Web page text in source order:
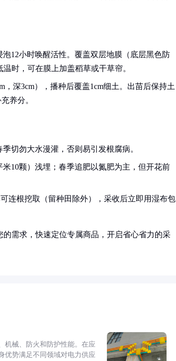
12小时唤醒活性。覆盖双层地膜（底层黑色防
时，可在膜上加盖稻草或干草帘。
，深3cm），播种后覆盖1cm细土。出苗后保持土
养分。
切勿大水漫灌，否则易引发根腐病。
10颗）浅埋；春季追肥以氮肥为主，但开花前
连根挖取（留种田除外），采收后立即用湿布包
需求，快速定位专属商品，开启省心省力的采
机械、防火和防护性能。在应
优势满足不同领域对电力供应